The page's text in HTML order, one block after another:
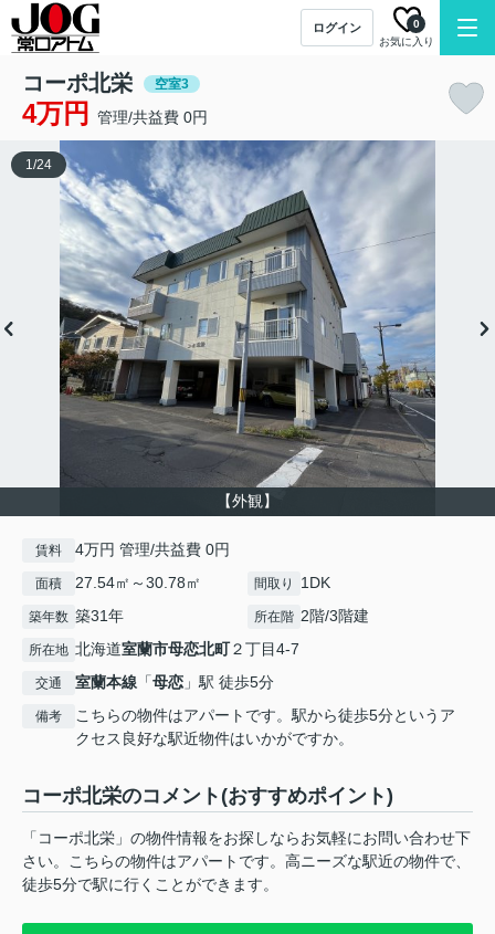
ログイン
お気に入り
0
コーポ北栄 空室3
4万円 管理/共益費 0円
【外観】
1/24
賃料 4万円 管理/共益費 0円
面積 27.54㎡～30.78㎡ 間取り 1DK
築年数 築31年 所在階 2階/3階建
所在地 北海道室蘭市母恋北町２丁目4-7
交通 室蘭本線 「母恋 」駅 徒歩5分
備考
こちらの物件はアパートです。駅から徒歩5分というア
クセス良好な駅近物件はいかがですか。
コーポ北栄のコメント(おすすめポイント)
「コーポ北栄」の物件情報をお探しならお気軽にお問い合わせ下
さい。こちらの物件はアパートです。高ニーズな駅近の物件で、
徒歩5分で駅に行くことができます。